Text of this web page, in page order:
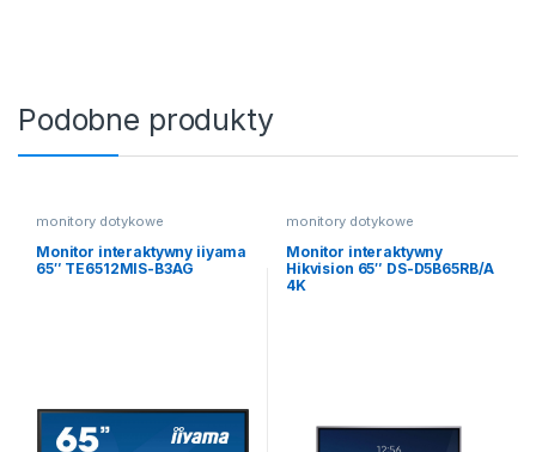
Podobne produkty
monitory dotykowe
Monitor interaktywny iiyama
65″ TE6512MIS-B3AG
monitory dotykowe
Monitor interaktywny
Hikvision 65″ DS-D5B65RB/A
4K